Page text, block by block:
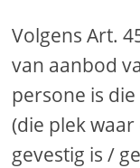
Volgens Art.
van aanbod
persone is
(die plek
gevestig is /